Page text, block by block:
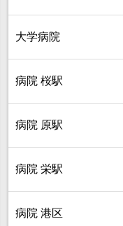
大学病院
病院 桜駅
病院 原駅
病院 栄駅
病院 港区